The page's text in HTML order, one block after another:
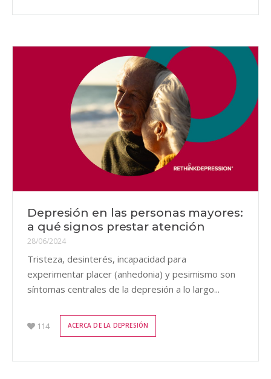
Depresión en las personas mayores:
a qué signos prestar atención
28/06/2024
Tristeza, desinterés, incapacidad para
experimentar placer (anhedonia) y pesimismo son
síntomas centrales de la depresión a lo largo...
114 ACERCA DE LA DEPRESIÓN